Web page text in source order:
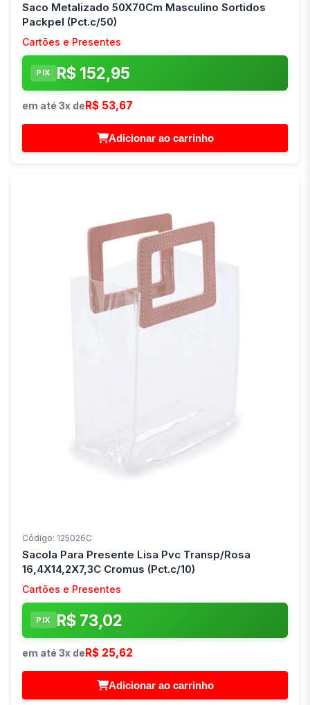
Saco Metalizado 50X70Cm Masculino Sortidos
Packpel (Pct.c/50)
Cartões e Presentes
PIX R$ 152,95
em até 3x de R$ 53,67
Adicionar ao carrinho
Código: 125026C
Sacola Para Presente Lisa Pvc Transp/Rosa
16,4X14,2X7,3C Cromus (Pct.c/10)
Cartões e Presentes
PIX R$ 73,02
em até 3x deR$ 25,62
Adicionar ao carrinho